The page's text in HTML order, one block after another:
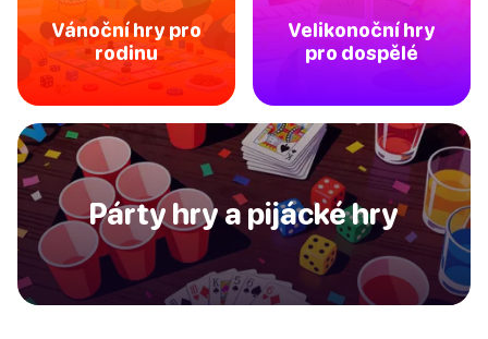
Vánoční hry pro
rodinu
Velikonoční hry
pro dospělé
Párty hry a pijácké hry